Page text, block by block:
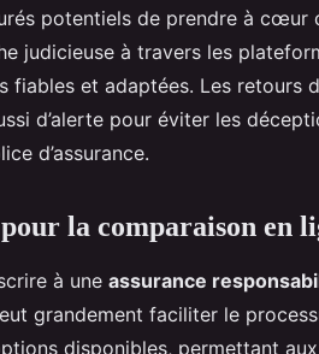
potentiels de prendre à cœur
judicieuse à travers les
et adaptées. Les retours
d’alerte pour éviter les
d’assurance.
la comparaison en
à une assurance
grandement faciliter le
disponibles, permettant